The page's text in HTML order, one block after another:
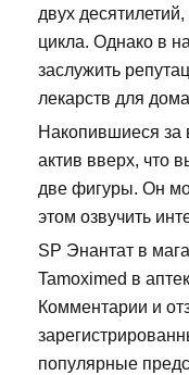
двух
цикла. Однако в
заслужить
лекарств для
Накопившиеся за
актив вверх, что
две фигуры. Он
этом озвучить
SP Энантат в
Tamoximed в
Комментарии и
популярные